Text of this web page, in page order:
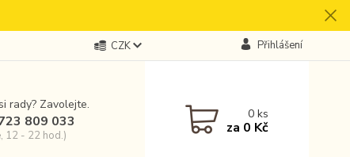
CZK Přihlášení
rady? Zavolejte.
809 033
12 - 22 hod.)
0ks
za 0 Kč